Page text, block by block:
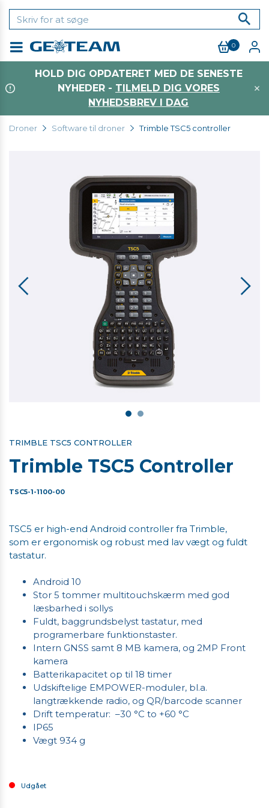
0
HOLD DIG OPDATERET MED DE SENESTE
NYHEDER - TILMELD DIG VORES
NYHEDSBREV I DAG
Droner Software til droner Trimble TSC5 controller
TRIMBLE TSC5 CONTROLLER
Trimble TSC5 Controller
TSC5-1-1100-00
TSC5 er high-end Android controller fra Trimble,
som er ergonomisk og robust med lav vægt og fuldt
tastatur.
Android 10
Stor 5 tommer multitouchskærm med god
læsbarhed i sollys
Fuldt, baggrundsbelyst tastatur, med
programerbare funktionstaster.
Intern GNSS samt 8 MB kamera, og 2MP Front
kamera
Batterikapacitet op til 18 timer
Udskiftelige EMPOWER-moduler, bl.a.
langtrækkende radio, og QR/barcode scanner
Drift temperatur: –30 °C to +60 °C
IP65
Vægt 934 g
Udgået